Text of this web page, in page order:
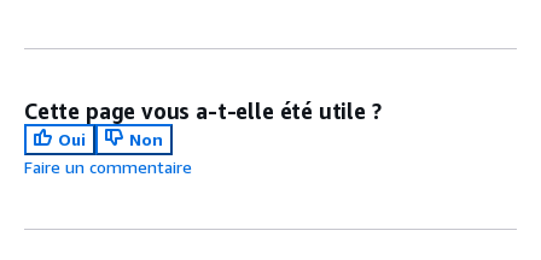
Cette page vous a-t-elle été utile ?
Oui
Non
Faire un commentaire